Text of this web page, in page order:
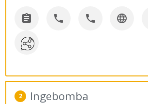
   
2 Ingebomba